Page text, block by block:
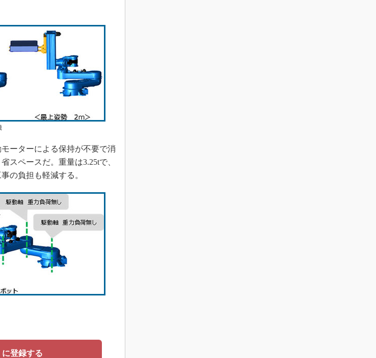
ーターによる保持が不要で消
スペースだ。重量は3.25tで、
の負担も軽減する。
登録する